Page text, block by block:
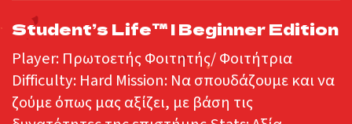
Student’s Life™ | Beginner Edition
Player: Πρωτοετής Φοιτητής/ Φοιτήτρια
Difficulty: Hard Mission: Να σπουδάζουμε και να
ζούμε όπως μας αξίζει, με βάση τις